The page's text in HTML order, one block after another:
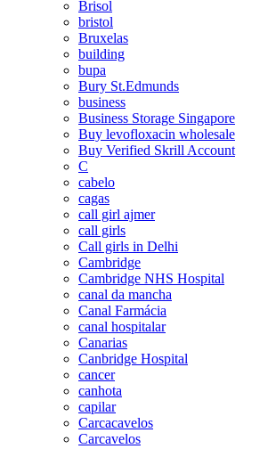
Brisol
bristol
Bruxelas
building
bupa
Bury St.Edmunds
business
Business Storage Singapore
Buy levofloxacin wholesale
Buy Verified Skrill Account
C
cabelo
cagas
call girl ajmer
call girls
Call girls in Delhi
Cambridge
Cambridge NHS Hospital
canal da mancha
Canal Farmácia
canal hospitalar
Canarias
Canbridge Hospital
cancer
canhota
capilar
Carcacavelos
Carcavelos